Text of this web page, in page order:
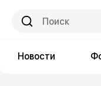
Новости